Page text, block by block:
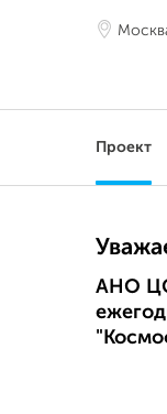
Проект
АНО